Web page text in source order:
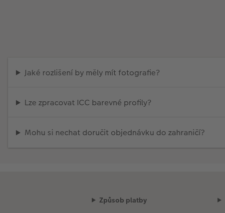
Jaké rozlišení by měly mít fotografie?
Lze zpracovat ICC barevné profily?
Mohu si nechat doručit objednávku do zahraničí?
Způsob platby